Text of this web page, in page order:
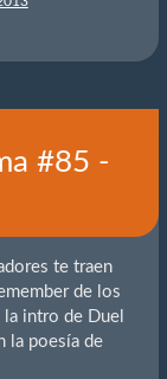
#85 -
te traen
de los
intro de Duel
la poesía de